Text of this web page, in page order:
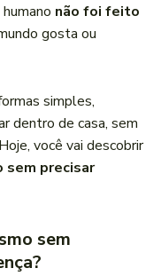
não foi feito
gosta ou
simples,
dentro de casa, sem
você vai descobrir
sem precisar
sem